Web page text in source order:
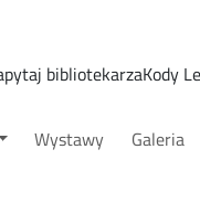
bibliotekarzaKody
Wystawy Galeria